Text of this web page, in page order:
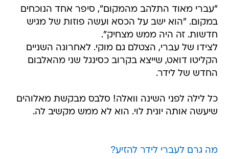
"עברי מאוד התלהב מהמקום", סיפר אחד הנוכחים
במקום. "הוא ישב על הכסא ועשה פוזות של מגיש
חדשות. זה היה ממש מצחיק".
לצידו של עברי, הצטלם גם מוקי. לאחרונה השניים
הקליטו דואט, שייצא בקרוב כסינגל שני מהאלבום
החדש של לידר.
כל לילה לפני השינה וואלה! סלבס מבקשת מאלוהים
שיעשה אותה יונית לוי. הוא לא ממש מקשיב לה.
מה גרם לעברי לידר להזיע?